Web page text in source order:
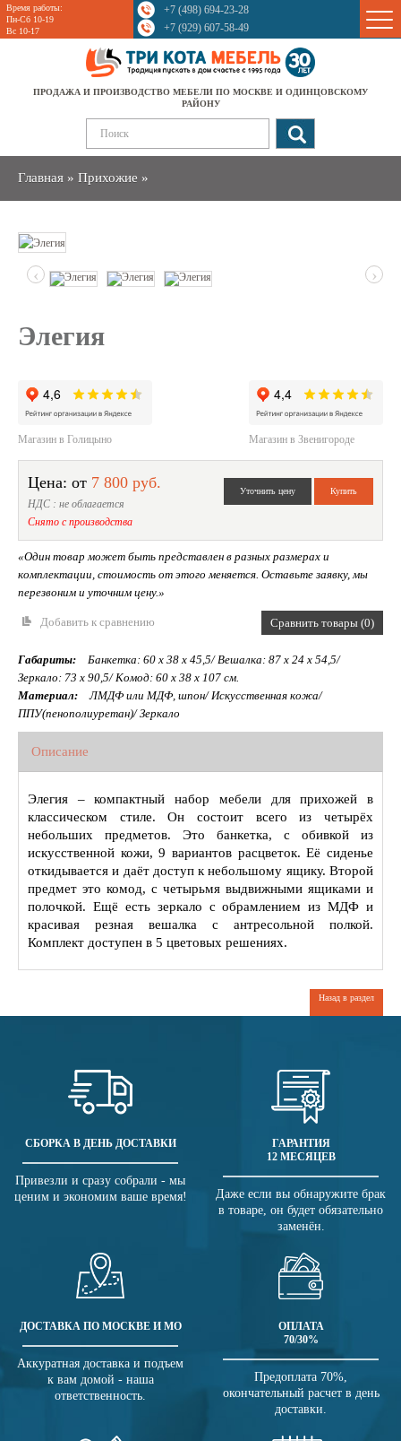
Время работы:
Пн-Сб 10-19
Вс 10-17
+7 (498) 694-23-28
+7 (929) 607-58-49
ПРОДАЖА И ПРОИЗВОДСТВО МЕБЕЛИ ПО МОСКВЕ И ОДИНЦОВСКОМУ
РАЙОНУ
Главная » Прихожие »
Sale
‹ ›
Элегия
Магазин в Голицыно Магазин в Звенигороде
Цена: от 7 800 руб.
НДС : не облагается
Снято с производства
«Один товар может быть представлен в разных размерах и
комплектации, стоимость от этого меняется. Оставьте заявку, мы
перезвоним и уточним цену.»
Добавить к сравнению Сравнить товары (0)
Габариты:
Банкетка: 60 х 38 х 45,5/ Вешалка: 87 х 24 х 54,5/
Зеркало: 73 х 90,5/ Комод: 60 х 38 х 107 см.
Материал:
ЛМДФ или МДФ, шпон/ Искусственная кожа/
ППУ(пенополиуретан)/ Зеркало
Описание
Элегия – компактный набор мебели для прихожей в
классическом стиле. Он состоит всего из четырёх
небольших предметов. Это банкетка, с обивкой из
искусственной кожи, 9 вариантов расцветок. Её сиденье
откидывается и даёт доступ к небольшому ящику. Второй
предмет это комод, с четырьмя выдвижными ящиками и
полочкой. Ещё есть зеркало с обрамлением из МДФ и
красивая резная вешалка с антресольной полкой.
Комплект доступен в 5 цветовых решениях.
Назад в раздел
СБОРКА В ДЕНЬ ДОСТАВКИ
Привезли и сразу собрали - мы
ценим и экономим ваше время!
ГАРАНТИЯ
12 МЕСЯЦЕВ
Даже если вы обнаружите брак
в товаре, он будет обязательно
заменён.
ДОСТАВКА ПО МОСКВЕ И МО
Аккуратная доставка и подъем
к вам домой - наша
ответственность.
ОПЛАТА
70/30%
Предоплата 70%,
окончательный расчет в день
доставки.